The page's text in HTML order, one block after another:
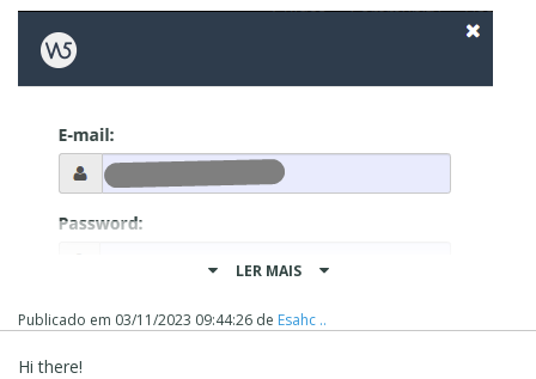
LER MAIS
Publicado em 03/11/2023 09:44:26 de Esahc ..
Hi there!